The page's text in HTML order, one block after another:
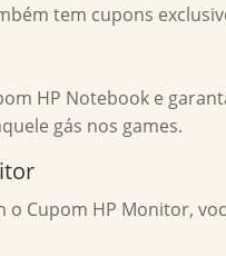
tem cupons
HP Notebook e
gás nos games.
o Cupom HP Monitor,